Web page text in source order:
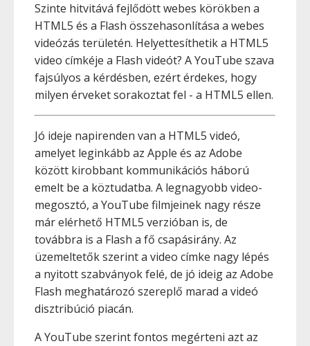
Szinte hitvitává fejlődött webes körökben a
HTML5 és a Flash összehasonlítása a webes
videózás területén. Helyettesíthetik a HTML5
video címkéje a Flash videót? A YouTube szava
fajsúlyos a kérdésben, ezért érdekes, hogy
milyen érveket sorakoztat fel - a HTML5 ellen.
Jó ideje napirenden van a HTML5 videó,
amelyet leginkább az Apple és az Adobe
között kirobbant kommunikációs háború
emelt be a köztudatba. A legnagyobb video-
megosztó, a YouTube filmjeinek nagy része
már elérhető HTML5 verzióban is, de
továbbra is a Flash a fő csapásirány. Az
üzemeltetők szerint a video címke nagy lépés
a nyitott szabványok felé, de jó ideig az Adobe
Flash meghatározó szereplő marad a videó
disztribúció piacán.
A YouTube szerint fontos megérteni azt az